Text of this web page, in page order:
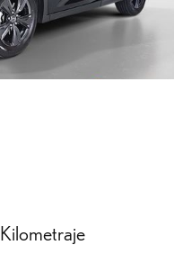
Kilometraje